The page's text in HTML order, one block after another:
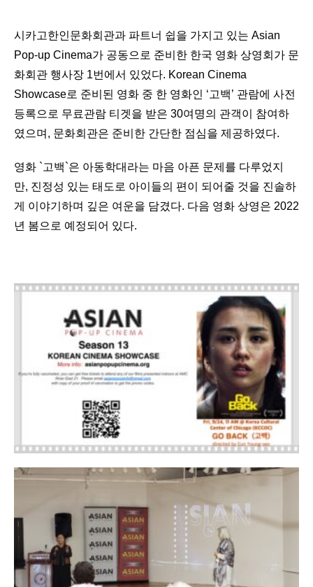
시카고한인문화회관과 파트너 쉽을 가지고 있는 Asian
Pop-up Cinema가 공동으로 준비한 한국 영화 상영회가 문
화회관 행사장 1번에서 있었다. Korean Cinema
Showcase로 준비된 영화 중 한 영화인 ‘고백’ 관람에 사전
등록으로 무료관람 티겟을 받은 30여명의 관객이 참여하
였으며, 문화회관은 준비한 간단한 점심을 제공하였다.
영화 `고백`은 아동학대라는 마음 아픈 문제를 다루었지
만, 진정성 있는 태도로 아이들의 편이 되어줄 것을 진솔하
게 이야기하며 깊은 여운을 담겼다. 다음 영화 상영은 2022
년 봄으로 예정되어 있다.